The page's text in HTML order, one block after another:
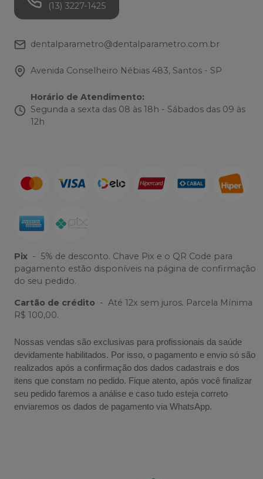
(13) 3227-1425
dentalparametro@dentalparametro.com.br
Avenida Conselheiro Nébias 483, Santos - SP
Horário de Atendimento:
Segunda a sexta das 08 às 18h - Sábados das 09 às
12h
Pix - 5% de desconto. Chave Pix e o QR Code para
pagamento estão disponíveis na página de confirmação
do seu pedido.
Cartão de crédito - Até 12x sem juros. Parcela Mínima
R$ 100,00.
Nossas vendas são exclusivas para profissionais da saúde
devidamente habilitados. Por isso, o pagamento e envio só são
realizados após a confirmação dos dados cadastrais e dos
itens que constam no pedido. Fique atento, após você finalizar
seu pedido faremos a análise e caso tudo esteja correto
enviaremos os dados de pagamento via WhatsApp.